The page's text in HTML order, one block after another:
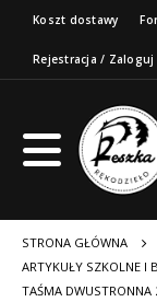
Koszt dostawy
Rejestracja / Zaloguj
STRONA GŁÓWNA
ARTYKUŁY SZKOLNE I
TAŚMA DWUSTRONNA